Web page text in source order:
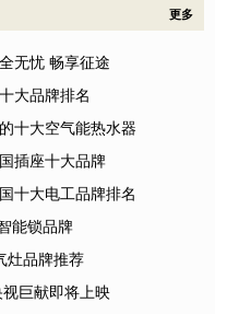
更多
无忧 畅享征途
大品牌排名
十大空气能热水器
插座十大品牌
十大电工品牌排名
能锁品牌
灶品牌推荐
巨献即将上映